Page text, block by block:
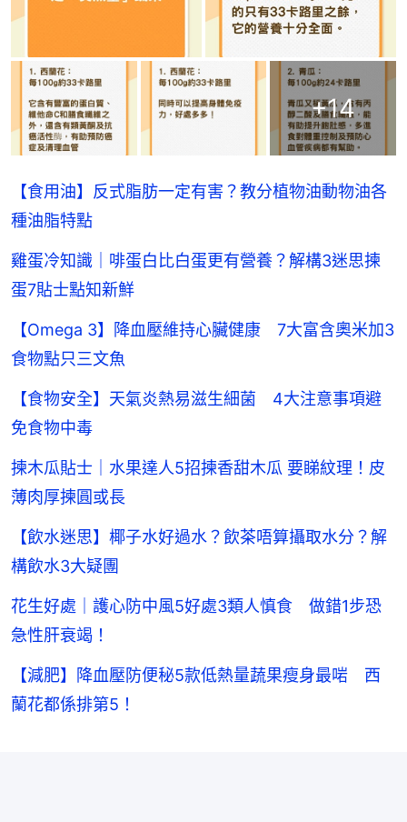
+14
【食用油】反式脂肪一定有害？教分植物油動物油各
種油脂特點
雞蛋冷知識｜啡蛋白比白蛋更有營養？解構3迷思揀
蛋7貼士點知新鮮
【Omega 3】降血壓維持心臟健康 7大富含奧米加3
食物點只三文魚
【食物安全】天氣炎熱易滋生細菌 4大注意事項避
免食物中毒
揀木瓜貼士｜水果達人5招揀香甜木瓜 要睇紋理！皮
薄肉厚揀圓或長
【飲水迷思】椰子水好過水？飲茶唔算攝取水分？解
構飲水3大疑團
花生好處｜護心防中風5好處3類人慎食 做錯1步恐
急性肝衰竭！
【減肥】降血壓防便秘5款低熱量蔬果瘦身最啱 西
蘭花都係排第5！